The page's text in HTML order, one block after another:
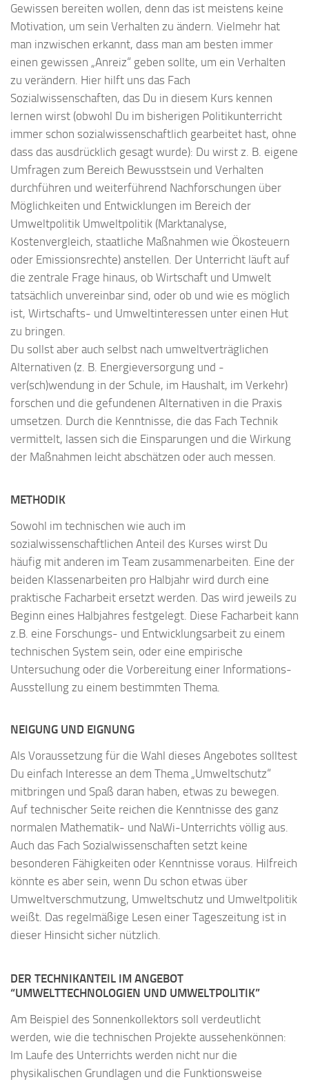
Gewissen bereiten wollen, denn das ist meistens keine
Motivation, um sein Verhalten zu ändern. Vielmehr hat
man inzwischen erkannt, dass man am besten immer
einen gewissen „Anreiz“ geben sollte, um ein Verhalten
zu verändern. Hier hilft uns das Fach
Sozialwissenschaften, das Du in diesem Kurs kennen
lernen wirst (obwohl Du im bisherigen Politikunterricht
immer schon sozialwissenschaftlich gearbeitet hast, ohne
dass das ausdrücklich gesagt wurde): Du wirst z. B. eigene
Umfragen zum Bereich Bewusstsein und Verhalten
durchführen und weiterführend Nachforschungen über
Möglichkeiten und Entwicklungen im Bereich der
Umweltpolitik Umweltpolitik (Marktanalyse,
Kostenvergleich, staatliche Maßnahmen wie Ökosteuern
oder Emissionsrechte) anstellen. Der Unterricht läuft auf
die zentrale Frage hinaus, ob Wirtschaft und Umwelt
tatsächlich unvereinbar sind, oder ob und wie es möglich
ist, Wirtschafts- und Umweltinteressen unter einen Hut
zu bringen.
Du sollst aber auch selbst nach umweltverträglichen
Alternativen (z. B. Energieversorgung und -
ver(sch)wendung in der Schule, im Haushalt, im Verkehr)
forschen und die gefundenen Alternativen in die Praxis
umsetzen. Durch die Kenntnisse, die das Fach Technik
vermittelt, lassen sich die Einsparungen und die Wirkung
der Maßnahmen leicht abschätzen oder auch messen.
METHODIK
Sowohl im technischen wie auch im
sozialwissenschaftlichen Anteil des Kurses wirst Du
häufig mit anderen im Team zusammenarbeiten. Eine der
beiden Klassenarbeiten pro Halbjahr wird durch eine
praktische Facharbeit ersetzt werden. Das wird jeweils zu
Beginn eines Halbjahres festgelegt. Diese Facharbeit kann
z.B. eine Forschungs- und Entwicklungsarbeit zu einem
technischen System sein, oder eine empirische
Untersuchung oder die Vorbereitung einer Informations-
Ausstellung zu einem bestimmten Thema.
NEIGUNG UND EIGNUNG
Als Voraussetzung für die Wahl dieses Angebotes solltest
Du einfach Interesse an dem Thema „Umweltschutz“
mitbringen und Spaß daran haben, etwas zu bewegen.
Auf technischer Seite reichen die Kenntnisse des ganz
normalen Mathematik- und NaWi-Unterrichts völlig aus.
Auch das Fach Sozialwissenschaften setzt keine
besonderen Fähigkeiten oder Kenntnisse voraus. Hilfreich
könnte es aber sein, wenn Du schon etwas über
Umweltverschmutzung, Umweltschutz und Umweltpolitik
weißt. Das regelmäßige Lesen einer Tageszeitung ist in
dieser Hinsicht sicher nützlich.
DER TECHNIKANTEIL IM ANGEBOT
“UMWELTTECHNOLOGIEN UND UMWELTPOLITIK”
Am Beispiel des Sonnenkollektors soll verdeutlicht
werden, wie die technischen Projekte aussehenkönnen:
Im Laufe des Unterrichts werden nicht nur die
physikalischen Grundlagen und die Funktionsweise